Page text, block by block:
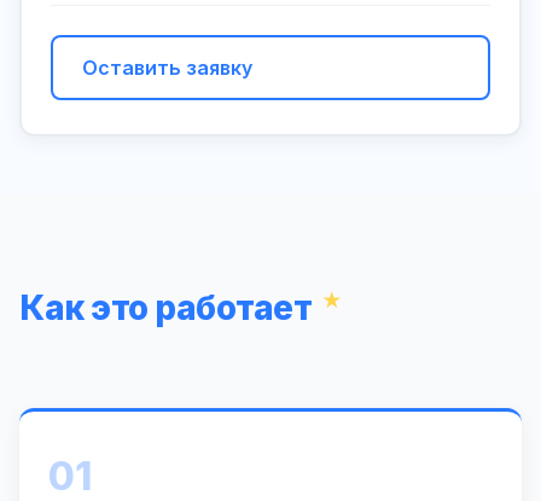
Оставить заявку
Как это работает
01